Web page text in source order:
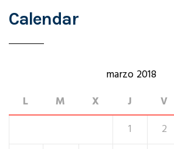
n
Calendar
marzo 2018
L
M X J V
1 2